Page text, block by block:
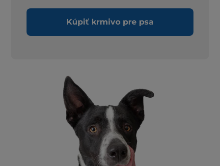
Kúpiť krmivo pre psa